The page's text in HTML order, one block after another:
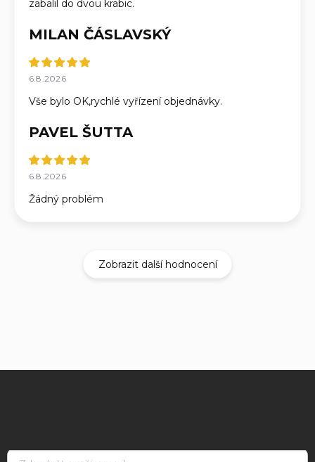
zabalil do dvou krabic.
MILAN ČÁSLAVSKÝ
6.8.2026
Vše bylo OK,rychlé vyřízení objednávky.
PAVEL ŠUTTA
6.8.2026
Žádný problém
Zobrazit další hodnocení